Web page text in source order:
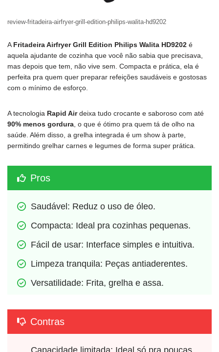
review-fritadeira-airfryer-grill-edition-philips-walita-hd9202
A Fritadeira Airfryer Grill Edition Philips Walita HD9202 é
aquela ajudante de cozinha que você não sabia que precisava,
mas depois que tem, não vive sem. Compacta e prática, ela é
perfeita pra quem quer preparar refeições saudáveis e gostosas
com o mínimo de esforço.
A tecnologia Rapid Airdeixa tudo crocante e saboroso com até
90% menos gordura , o que é ótimo pra quem tá de olho na
saúde. Além disso, a grelha integrada é um show à parte,
permitindo grelhar carnes e legumes de forma super prática.
Pros
Saudável: Reduz o uso de óleo.
Compacta: Ideal pra cozinhas pequenas.
Fácil de usar: Interface simples e intuitiva.
Limpeza tranquila: Peças antiaderentes.
Versatilidade: Frita, grelha e assa.
Contras
Capacidade limitada: Ideal só pra poucas